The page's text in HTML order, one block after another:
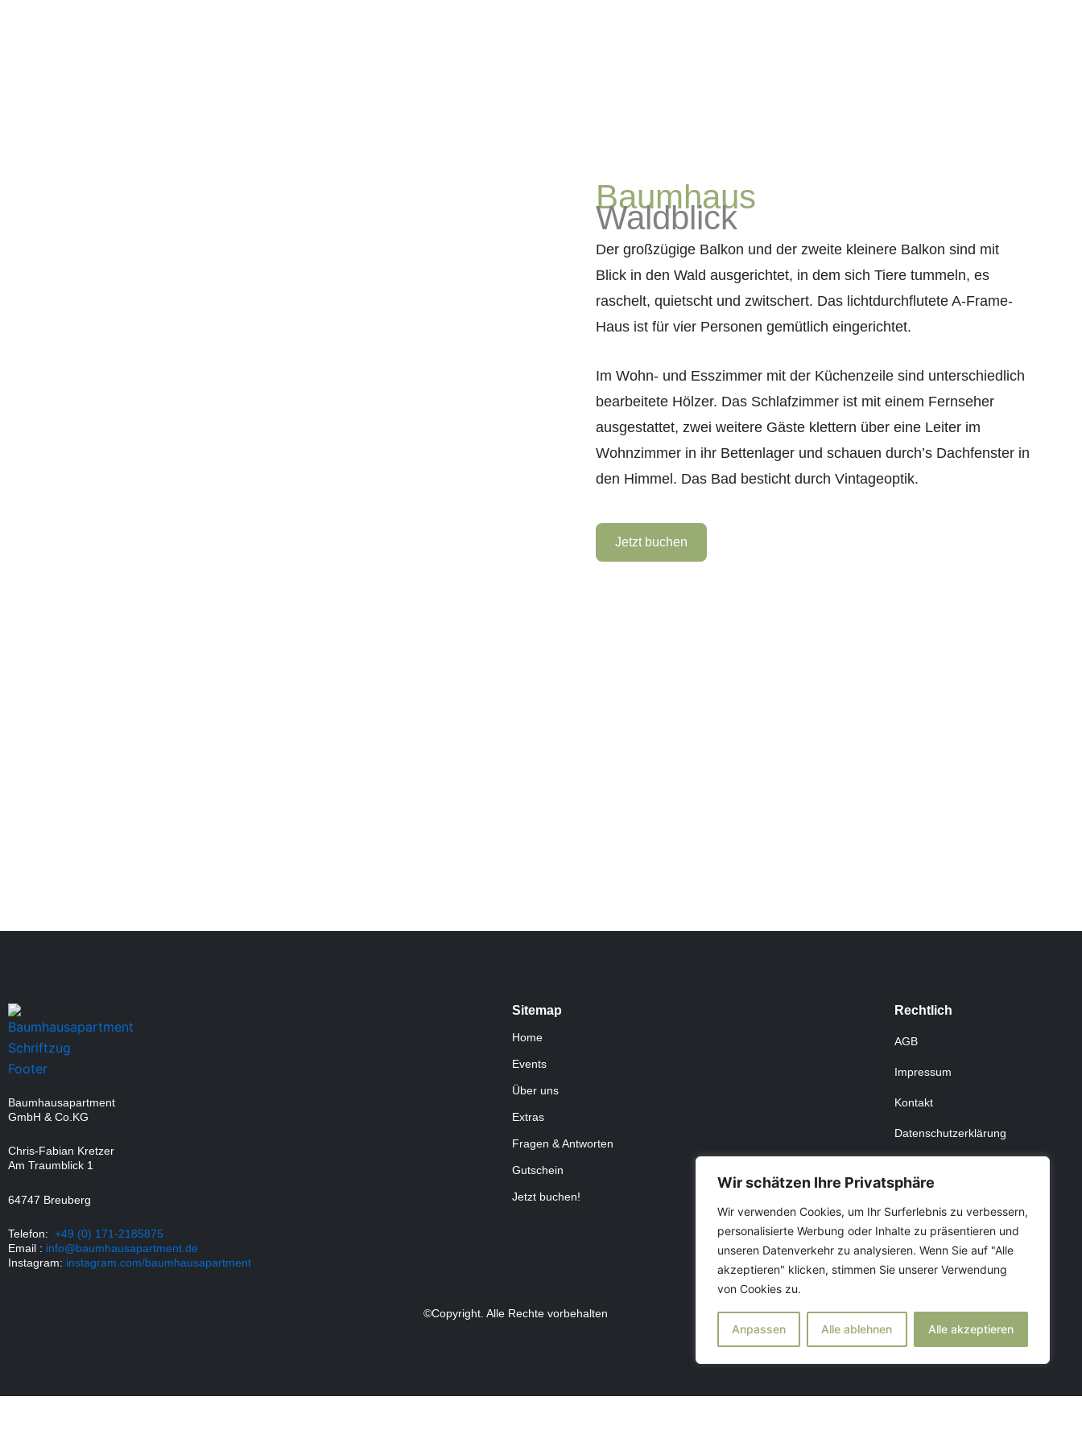
Wir schätzen Ihre Privatsphäre
Wir verwenden Cookies, um Ihr Surferlebnis zu verbessern,
personalisierte Werbung oder Inhalte zu präsentieren und
unseren Datenverkehr zu analysieren. Wenn Sie auf "Alle
akzeptieren" klicken, stimmen Sie unserer Verwendung
von Cookies zu.
Anpassen Alle ablehnen Alle akzeptieren
Baumhaus
Waldblick
Der großzügige Balkon und der zweite kleinere Balkon sind mit
Blick in den Wald ausgerichtet, in dem sich Tiere tummeln, es
raschelt, quietscht und zwitschert. Das lichtdurchflutete A-Frame-
Haus ist für vier Personen gemütlich eingerichtet.
Im Wohn- und Esszimmer mit der Küchenzeile sind unterschiedlich
bearbeitete Hölzer. Das Schlafzimmer ist mit einem Fernseher
ausgestattet, zwei weitere Gäste klettern über eine Leiter im
Wohnzimmer in ihr Bettenlager und schauen durch’s Dachfenster in
den Himmel. Das Bad besticht durch Vintageoptik.
Jetzt buchen
Baumhausapartment
GmbH & Co.KG
Chris-Fabian Kretzer
Am Traumblick 1
64747 Breuberg
Telefon: +49 (0) 171-2185875
Email : info@baumhausapartment.de
Instagram: instagram.com/baumhausapartment
Sitemap
Home
Events
Über uns
Extras
Fragen & Antworten
Gutschein
Jetzt buchen!
Rechtlich
AGB
Impressum
Kontakt
Datenschutzerklärung
©Copyright. Alle Rechte vorbehalten